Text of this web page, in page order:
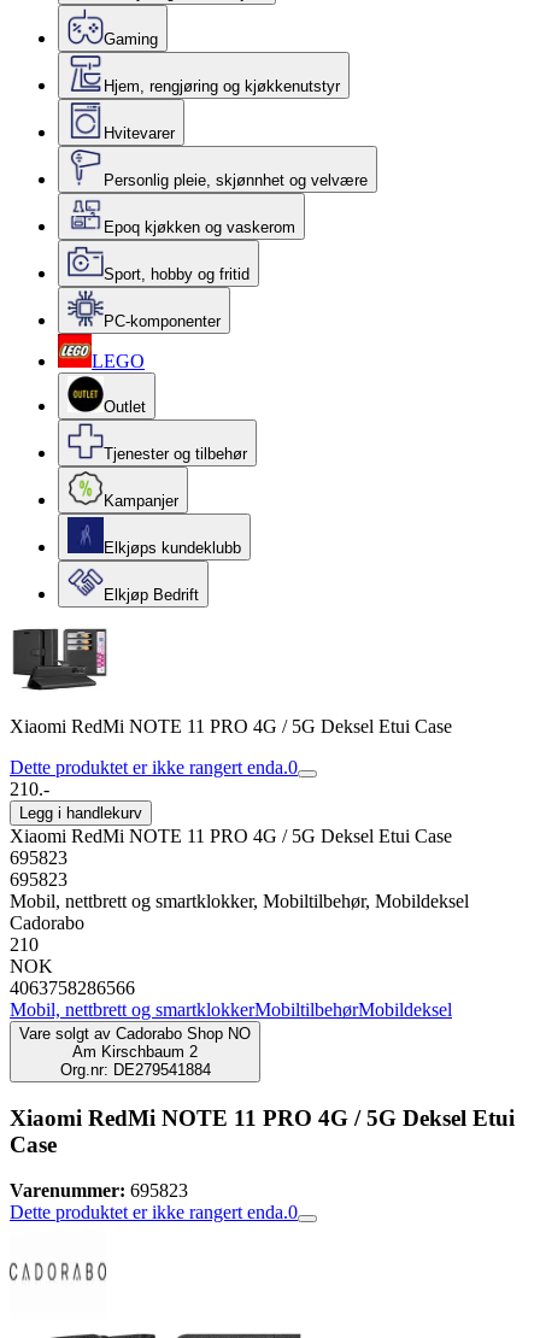
Gaming
Hjem, rengjøring og kjøkkenutstyr
Hvitevarer
Personlig pleie, skjønnhet og velvære
Epoq kjøkken og vaskerom
Sport, hobby og fritid
PC-komponenter
LEGO
Outlet
Tjenester og tilbehør
Kampanjer
Elkjøps kundeklubb
Elkjøp Bedrift
Xiaomi RedMi NOTE 11 PRO 4G / 5G Deksel Etui Case
Dette produktet er ikke rangert enda.0
210.-
Legg i handlekurv
Xiaomi RedMi NOTE 11 PRO 4G / 5G Deksel Etui Case
695823
695823
Mobil, nettbrett og smartklokker, Mobiltilbehør, Mobildeksel
Cadorabo
210
NOK
4063758286566
Mobil, nettbrett og smartklokkerMobiltilbehørMobildeksel
Vare solgt av Cadorabo Shop NO
Am Kirschbaum 2
Org.nr: DE279541884
Xiaomi RedMi NOTE 11 PRO 4G / 5G Deksel Etui
Case
Varenummer: 695823
Dette produktet er ikke rangert enda.0